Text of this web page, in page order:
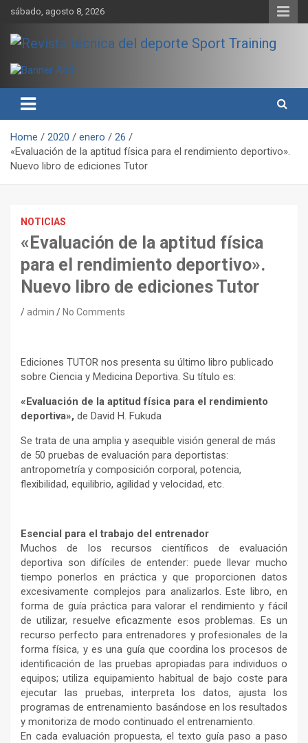
Skip
content
sábado, agosto 8, 2026
Revista técnica del deporte
Sport Training
rendimiento, nutrición y entrenamiento.
Home 2020 enero
26
«Evaluación de la aptitud física para el rendimiento deportivo».
Nuevo libro de ediciones Tutor
NOTICIAS
«Evaluación de la aptitud física
para el rendimiento deportivo».
Nuevo libro de ediciones Tutor
admin No Comments
Ediciones TUTOR nos presenta su último libro publicado
sobre Ciencia y Medicina Deportiva. Su título es:
«Evaluación de la aptitud física para el rendimiento
deportiva», de David H. Fukuda
Se trata de una amplia y asequible visión general de más
de 50 pruebas de evaluación para deportistas:
antropometría y composición corporal, potencia,
flexibilidad, equilibrio, agilidad y velocidad, etc.
Esencial para el trabajo del entrenador
Muchos de los recursos científicos de evaluación
deportiva son difíciles de entender: puede llevar mucho
tiempo ponerlos en práctica y que proporcionen datos
excesivamente complejos para analizarlos. Este libro, en
forma de guía práctica para valorar el rendimiento y fácil
de utilizar, resuelve eficazmente esos problemas. Es un
recurso perfecto para entrenadores y profesionales de la
forma física, y es una guía que coordina los procesos de
identificación de las pruebas apropiadas para individuos o
equipos; utiliza equipamiento habitual de bajo coste para
ejecutar las pruebas, interpreta los datos, ajusta los
programas de entrenamiento basándose en los resultados
y monitoriza de modo continuado el entrenamiento.
En cada evaluación propuesta, el texto guía paso a paso